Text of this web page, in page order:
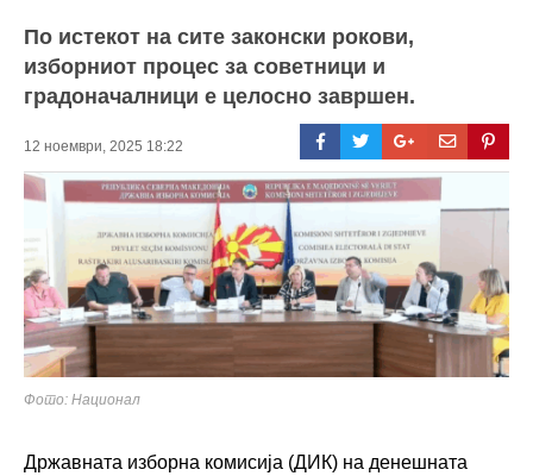
По истекот на сите законски рокови,
изборниот процес за советници и
градоначалници е целосно завршен.
12 ноември, 2025 18:22
Фото: Национал
Државната изборна комисија (ДИК) на денешната